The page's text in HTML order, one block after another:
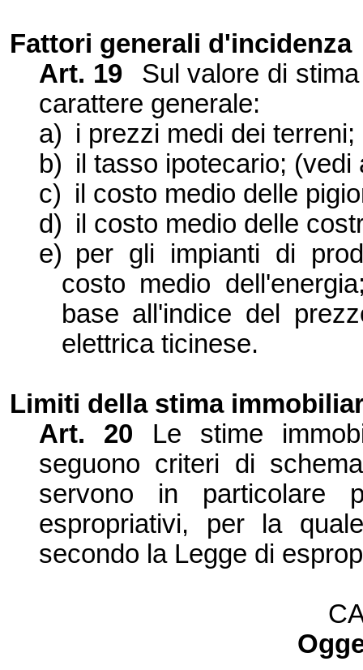
Fattori generali d'incidenza
Art. 19
Sul valore di
carattere generale:
a) i prezzi medi dei terreni;
b) il tasso ipotecario; (vedi
c) il costo medio delle
d) il costo medio delle
e) per gli impianti di
costo medio
base all'indice del
elettrica ticinese.
Limiti della stima
Art. 20
Le stime
seguono criteri di
servono in particolare
espropriativi, per la
secondo la Legge di